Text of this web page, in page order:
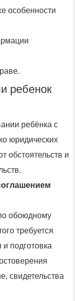
особенности
ребенок
ребёнка с
юридических
обстоятельств и
обоюдному
требуется
и подготовка
свидетельства